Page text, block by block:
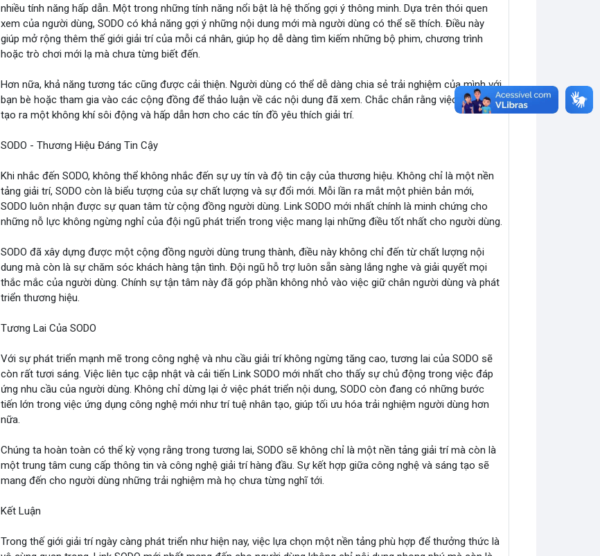
nhiều tính năng hấp dẫn. Một trong những tính năng nổi bật là hệ thống gợi ý thông minh. Dựa trên thói quen
xem của người dùng, SODO có khả năng gợi ý những nội dung mới mà người dùng có thể sẽ thích. Điều này
giúp mở rộng thêm thế giới giải trí của mỗi cá nhân, giúp họ dễ dàng tìm kiếm những bộ phim, chương trình
hoặc trò chơi mới lạ mà chưa từng biết đến.
Hơn nữa, khả năng tương tác cũng được cải thiện. Người dùng có thể dễ dàng chia sẻ trải nghiệm của mình với
bạn bè hoặc tham gia vào các cộng đồng để thảo luận về các nội dung đã xem. Chắc chắn rằng việc này sẽ
tạo ra một không khí sôi động và hấp dẫn hơn cho các tín đồ yêu thích giải trí.
SODO - Thương Hiệu Đáng Tin Cậy
Khi nhắc đến SODO, không thể không nhắc đến sự uy tín và độ tin cậy của thương hiệu. Không chỉ là một nền
tảng giải trí, SODO còn là biểu tượng của sự chất lượng và sự đổi mới. Mỗi lần ra mắt một phiên bản mới,
SODO luôn nhận được sự quan tâm từ cộng đồng người dùng. Link SODO mới nhất chính là minh chứng cho
những nỗ lực không ngừng nghỉ của đội ngũ phát triển trong việc mang lại những điều tốt nhất cho người dùng.
SODO đã xây dựng được một cộng đồng người dùng trung thành, điều này không chỉ đến từ chất lượng nội
dung mà còn là sự chăm sóc khách hàng tận tình. Đội ngũ hỗ trợ luôn sẵn sàng lắng nghe và giải quyết mọi
thắc mắc của người dùng. Chính sự tận tâm này đã góp phần không nhỏ vào việc giữ chân người dùng và phát
triển thương hiệu.
Tương Lai Của SODO
Với sự phát triển mạnh mẽ trong công nghệ và nhu cầu giải trí không ngừng tăng cao, tương lai của SODO sẽ
còn rất tươi sáng. Việc liên tục cập nhật và cải tiến Link SODO mới nhất cho thấy sự chủ động trong việc đáp
ứng nhu cầu của người dùng. Không chỉ dừng lại ở việc phát triển nội dung, SODO còn đang có những bước
tiến lớn trong việc ứng dụng công nghệ mới như trí tuệ nhân tạo, giúp tối ưu hóa trải nghiệm người dùng hơn
nữa.
Chúng ta hoàn toàn có thể kỳ vọng rằng trong tương lai, SODO sẽ không chỉ là một nền tảng giải trí mà còn là
một trung tâm cung cấp thông tin và công nghệ giải trí hàng đầu. Sự kết hợp giữa công nghệ và sáng tạo sẽ
mang đến cho người dùng những trải nghiệm mà họ chưa từng nghĩ tới.
Kết Luận
Trong thế giới giải trí ngày càng phát triển như hiện nay, việc lựa chọn một nền tảng phù hợp để thưởng thức là